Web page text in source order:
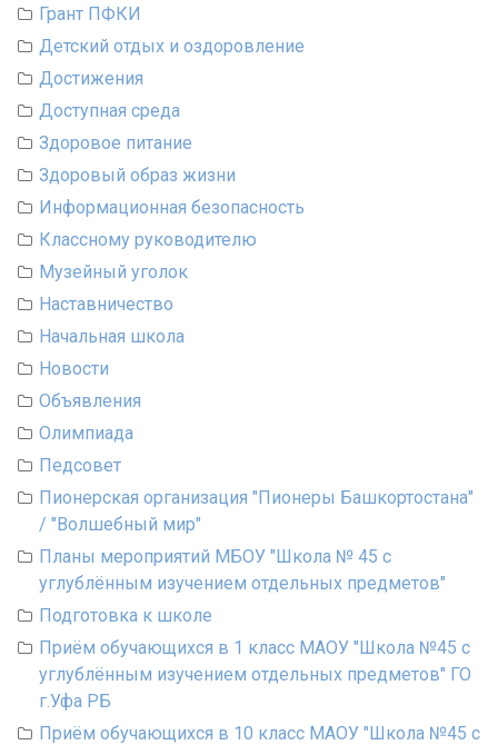
Грант ПФКИ
Детский отдых и оздоровление
Достижения
Доступная среда
Здоровое питание
Здоровый образ жизни
Информационная безопасность
Классному руководителю
Музейный уголок
Наставничество
Начальная школа
Новости
Объявления
Олимпиада
Педсовет
Пионерская организация "Пионеры Башкортостана"
/ "Волшебный мир"
Планы мероприятий МБОУ "Школа № 45 с
углублённым изучением отдельных предметов"
Подготовка к школе
Приём обучающихся в 1 класс МАОУ "Школа №45 с
углублённым изучением отдельных предметов" ГО
г.Уфа РБ
Приём обучающихся в 10 класс МАОУ "Школа №45 с